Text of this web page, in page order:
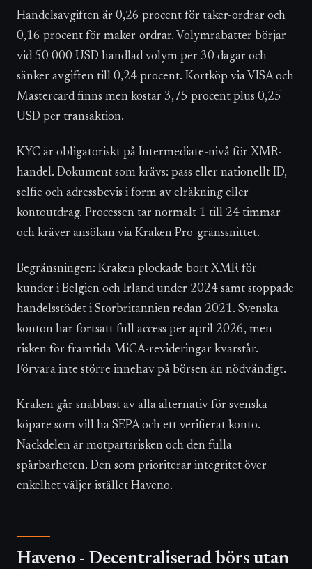
Handelsavgiften är 0,26 procent för taker-ordrar och
0,16 procent för maker-ordrar. Volymrabatter börjar
vid 50 000 USD handlad volym per 30 dagar och
sänker avgiften till 0,24 procent. Kortköp via VISA och
Mastercard finns men kostar 3,75 procent plus 0,25
USD per transaktion.
KYC är obligatoriskt på Intermediate-nivå för XMR-
handel. Dokument som krävs: pass eller nationellt ID,
selfie och adressbevis i form av elräkning eller
kontoutdrag. Processen tar normalt 1 till 24 timmar
och kräver ansökan via Kraken Pro-gränssnittet.
Begränsningen: Kraken plockade bort XMR för
kunder i Belgien och Irland under 2024 samt stoppade
handelsstödet i Storbritannien redan 2021. Svenska
konton har fortsatt full access per april 2026, men
risken för framtida MiCA-revideringar kvarstår.
Förvara inte större innehav på börsen än nödvändigt.
Kraken går snabbast av alla alternativ för svenska
köpare som vill ha SEPA och ett verifierat konto.
Nackdelen är motpartsrisken och den fulla
spårbarheten. Den som prioriterar integritet över
enkelhet väljer istället Haveno.
Haveno - Decentraliserad börs utan